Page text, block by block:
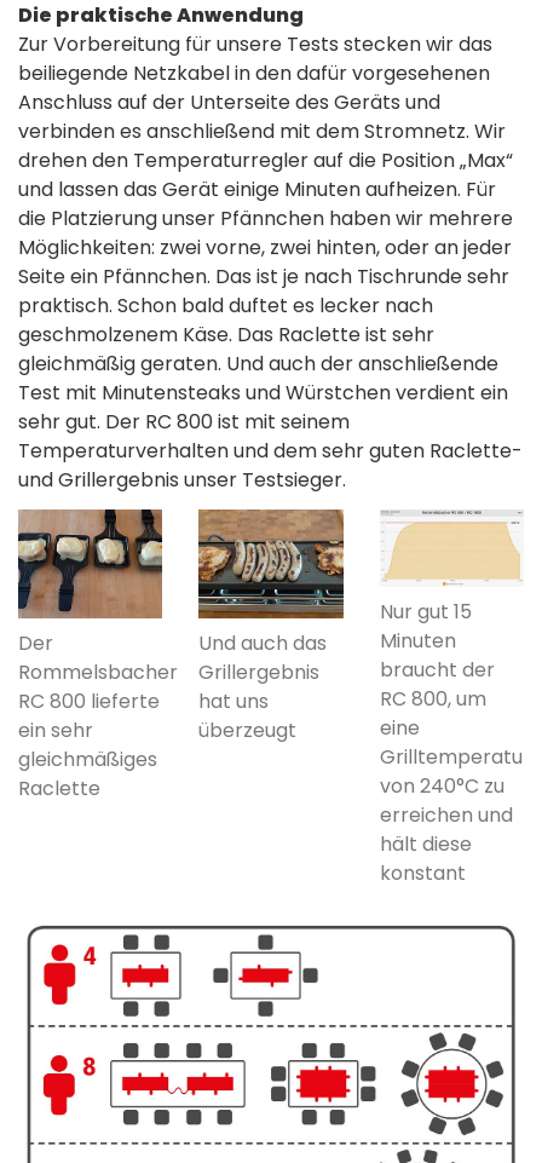
Die praktische Anwendung
Zur Vorbereitung für unsere Tests stecken wir das
beiliegende Netzkabel in den dafür vorgesehenen
Anschluss auf der Unterseite des Geräts und
verbinden es anschließend mit dem Stromnetz. Wir
drehen den Temperaturregler auf die Position „Max“
und lassen das Gerät einige Minuten aufheizen. Für
die Platzierung unser Pfännchen haben wir mehrere
Möglichkeiten: zwei vorne, zwei hinten, oder an jeder
Seite ein Pfännchen. Das ist je nach Tischrunde sehr
praktisch. Schon bald duftet es lecker nach
geschmolzenem Käse. Das Raclette ist sehr
gleichmäßig geraten. Und auch der anschließende
Test mit Minutensteaks und Würstchen verdient ein
sehr gut. Der RC 800 ist mit seinem
Temperaturverhalten und dem sehr guten Raclette-
und Grillergebnis unser Testsieger.
Der
Rommelsbacher
RC 800 lieferte
ein sehr
gleichmäßiges
Raclette
Und auch das
Grillergebnis
hat uns
überzeugt
Nur gut 15
Minuten
braucht der
RC 800, um
eine
Grilltemperatur
von 240°C zu
erreichen und
hält diese
konstant